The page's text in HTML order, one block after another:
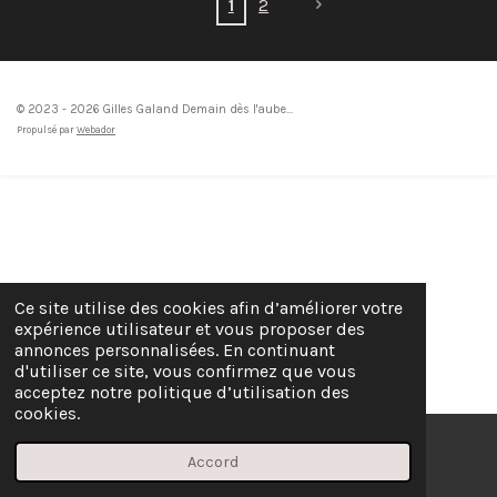
Ce site utilise des cookies afin d’améliorer votre
expérience utilisateur et vous proposer des
annonces personnalisées. En continuant
d'utiliser ce site, vous confirmez que vous
acceptez notre politique d’utilisation des
cookies.
Accord
1 2
© 2023 - 2026 Gilles Galand Demain dès l'aube...
Propulsé par Webador
E-mail